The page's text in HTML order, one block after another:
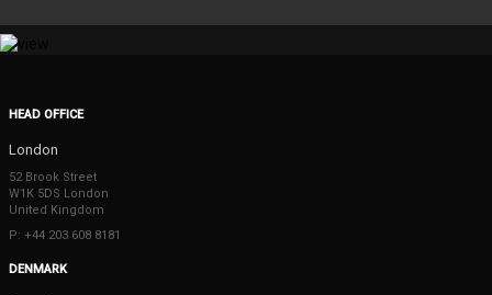
HEAD OFFICE
London
52 Brook Street
W1K 5DS London
United Kingdom
P: +44 203 608 8181
DENMARK